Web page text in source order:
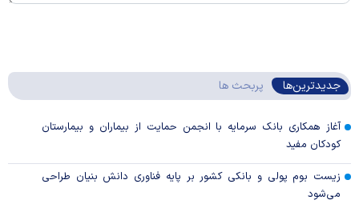
جدیدترین‌ها پربحث ها
آغاز همکاری بانک سرمایه با انجمن حمایت از بیماران و بیمارستان
کودکان مفید
زیست بوم پولی و بانکی کشور بر پایه فناوری دانش بنیان طراحی
می‌شود